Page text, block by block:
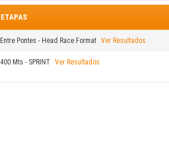
ETAPAS
Entre Pontes - Head Race Format Ver Resultados
400 Mts - SPRINT Ver Resultados